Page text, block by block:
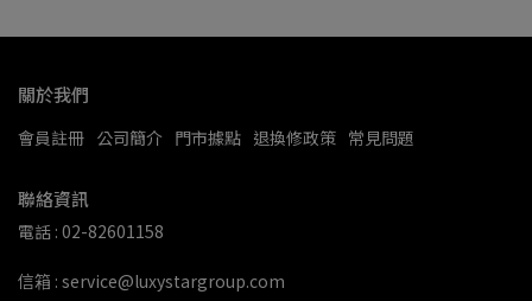
關於我們
會員註冊 公司簡介 門市據點 退換修政策 常見問題
聯絡資訊
電話 : 02-82601158
信箱 : service@luxystargroup.com